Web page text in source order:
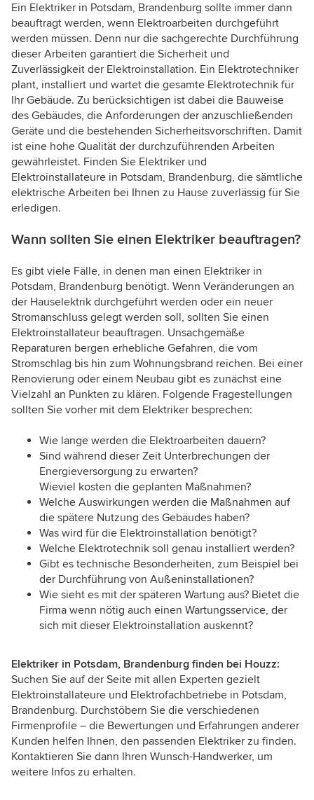
Ein Elektriker in Potsdam, Brandenburg sollte immer dann
beauftragt werden, wenn Elektroarbeiten durchgeführt
werden müssen. Denn nur die sachgerechte Durchführung
dieser Arbeiten garantiert die Sicherheit und
Zuverlässigkeit der Elektroinstallation. Ein Elektrotechniker
plant, installiert und wartet die gesamte Elektrotechnik für
Ihr Gebäude. Zu berücksichtigen ist dabei die Bauweise
des Gebäudes, die Anforderungen der anzuschließenden
Geräte und die bestehenden Sicherheitsvorschriften. Damit
ist eine hohe Qualität der durchzuführenden Arbeiten
gewährleistet. Finden Sie Elektriker und
Elektroinstallateure in Potsdam, Brandenburg, die sämtliche
elektrische Arbeiten bei Ihnen zu Hause zuverlässig für Sie
erledigen.
Wann sollten Sie einen Elektriker beauftragen?
Es gibt viele Fälle, in denen man einen Elektriker in
Potsdam, Brandenburg benötigt. Wenn Veränderungen an
der Hauselektrik durchgeführt werden oder ein neuer
Stromanschluss gelegt werden soll, sollten Sie einen
Elektroinstallateur beauftragen. Unsachgemäße
Reparaturen bergen erhebliche Gefahren, die vom
Stromschlag bis hin zum Wohnungsbrand reichen. Bei einer
Renovierung oder einem Neubau gibt es zunächst eine
Vielzahl an Punkten zu klären. Folgende Fragestellungen
sollten Sie vorher mit dem Elektriker besprechen:
Wie lange werden die Elektroarbeiten dauern?
Sind während dieser Zeit Unterbrechungen der
Energieversorgung zu erwarten?
Wieviel kosten die geplanten Maßnahmen?
Welche Auswirkungen werden die Maßnahmen auf
die spätere Nutzung des Gebäudes haben?
Was wird für die Elektroinstallation benötigt?
Welche Elektrotechnik soll genau installiert werden?
Gibt es technische Besonderheiten, zum Beispiel bei
der Durchführung von Außeninstallationen?
Wie sieht es mit der späteren Wartung aus? Bietet die
Firma wenn nötig auch einen Wartungsservice, der
sich mit dieser Elektroinstallation auskennt?
Elektriker in Potsdam, Brandenburg finden bei Houzz:
Suchen Sie auf der Seite mit allen Experten gezielt
Elektroinstallateure und Elektrofachbetriebe in Potsdam,
Brandenburg. Durchstöbern Sie die verschiedenen
Firmenprofile – die Bewertungen und Erfahrungen anderer
Kunden helfen Ihnen, den passenden Elektriker zu finden.
Kontaktieren Sie dann Ihren Wunsch-Handwerker, um
weitere Infos zu erhalten.